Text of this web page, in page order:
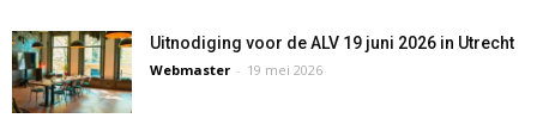
Uitnodiging voor de ALV 19 juni 2026 in Utrecht
Webmaster - 19 mei 2026